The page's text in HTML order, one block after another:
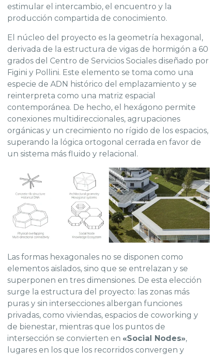
estimular el intercambio, el encuentro y la
producción compartida de conocimiento.
El núcleo del proyecto es la geometría hexagonal,
derivada de la estructura de vigas de hormigón a 60
grados del Centro de Servicios Sociales diseñado por
Figini y Pollini. Este elemento se toma como una
especie de ADN histórico del emplazamiento y se
reinterpreta como una matriz espacial
contemporánea. De hecho, el hexágono permite
conexiones multidireccionales, agrupaciones
orgánicas y un crecimiento no rígido de los espacios,
superando la lógica ortogonal cerrada en favor de
un sistema más fluido y relacional.
Las formas hexagonales no se disponen como
elementos aislados, sino que se entrelazan y se
superponen en tres dimensiones. De esta elección
surge la estructura del proyecto: las zonas más
puras y sin intersecciones albergan funciones
privadas, como viviendas, espacios de coworking y
de bienestar, mientras que los puntos de
intersección se convierten en «Social Nodes»,
lugares en los que los recorridos convergen y